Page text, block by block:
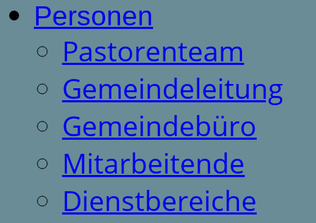
Personen
Pastorenteam
Gemeindeleitung
Gemeindebüro
Mitarbeitende
Dienstbereiche